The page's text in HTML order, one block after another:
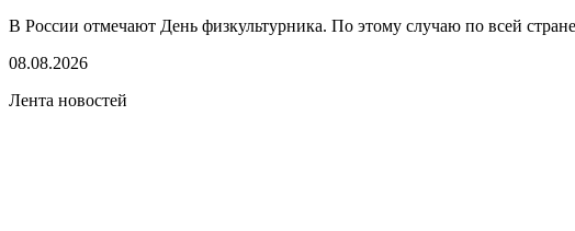
В России отмечают День физкультурника. По этому случаю по всей
08.08.2026
Лента новостей